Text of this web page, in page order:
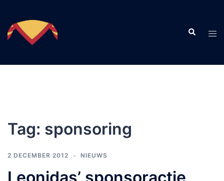
content
Search
Tag: sponsoring
2 DECEMBER 2012 NIEUWS